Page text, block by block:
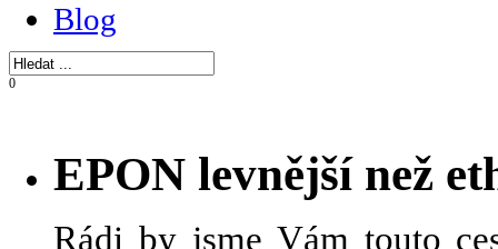
Blog
0
EPON levnější než
Rádi by jsme Vám touto